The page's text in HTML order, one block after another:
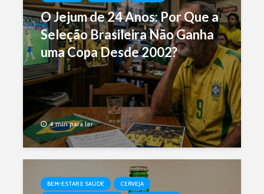
O Jejum de 24 Anos: Por Que a
Seleção Brasileira Não Ganha
uma Copa Desde 2002?
4 min para ler
BEM-ESTAR E SAÚDE
CERVEJA